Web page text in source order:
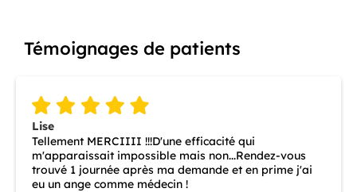
Témoignages de patients
Lise
Tellement MERCIIII !!!D'une efficacité qui
m'apparaissait impossible mais non...Rendez-vous
trouvé 1 journée après ma demande et en prime j'ai
eu un ange comme médecin !